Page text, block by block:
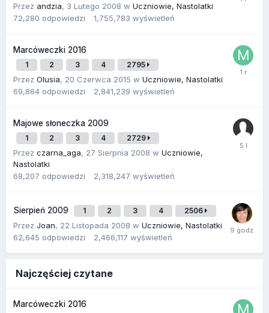
Przez andzia, 3 Lutego 2008 w Uczniowie, Nastolatki
72,280 odpowiedzi 1,755,783 wyświetleń
Marcóweczki 2016
1 2 3 4 2795
Przez Olusia, 20 Czerwca 2015 w Uczniowie, Nastolatki
69,864 odpowiedzi 2,841,239 wyświetleń
Majowe słoneczka 2009
1 2 3 4 2729
Przez czarna_aga, 27 Sierpnia 2008 w Uczniowie,
Nastolatki
68,207 odpowiedzi 2,318,247 wyświetleń
Sierpień 2009 1 2 3 4 2506
Przez Joan, 22 Listopada 2008 w Uczniowie, Nastolatki
62,645 odpowiedzi 2,466,117 wyświetleń
Najczęściej czytane
Marcóweczki 2016